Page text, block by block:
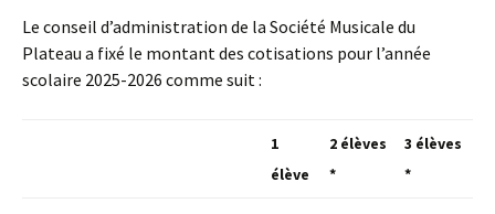
Le conseil d’administration de la Société Musicale du
Plateau a fixé le montant des cotisations pour l’année
scolaire 2025-2026 comme suit :
1
élève
2 élèves
*
3 élèves
*